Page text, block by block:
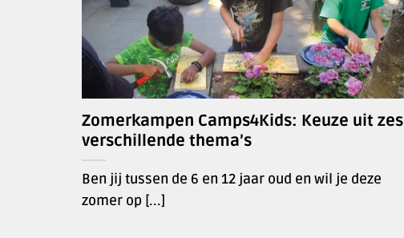
Zomerkampen Camps4Kids: Keuze uit zes
verschillende thema’s
Ben jij tussen de 6 en 12 jaar oud en wil je deze
zomer op [...]